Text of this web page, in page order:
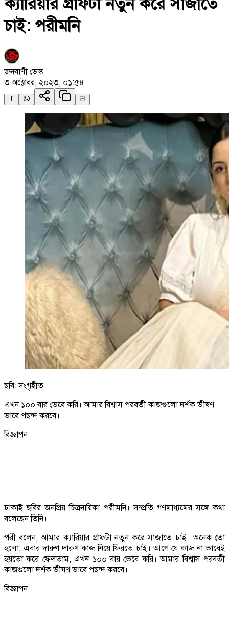
চাই: পরীমনি
জনবাণী ডেস্ক
৩ অক্টোবর, ২০২৩, ০১:৫৪
ছবি: সংগৃহীত
এখন ১০০ বার ভেবে করি। আমার বিশ্বাস পরবর্তী কাজগুলো দর্শক ভীষণ
ভাবে পছন্দ করবে।
বিজ্ঞাপন
ঢাকাই ছবির জনপ্রিয় চিত্রনায়িকা পরীমনি। সম্প্রতি গণমাধ্যমের সঙ্গে কথা
বলেছেন তিনি।
পরী বলেন, আমার ক্যারিয়ার গ্রাফটা নতুন করে সাজাতে চাই। অনেক তো
হলো, এবার দারুণ দারুণ কাজ নিয়ে ফিরতে চাই। আগে যে কাজ না ভাবেই
হয়তো করে ফেলতাম, এখন ১০০ বার ভেবে করি। আমার বিশ্বাস পরবর্তী
কাজগুলো দর্শক ভীষণ ভাবে পছন্দ করবে।
বিজ্ঞাপন